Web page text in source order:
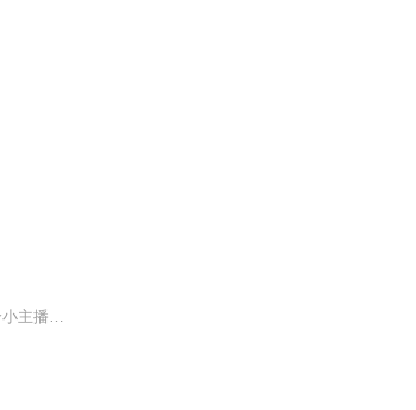
在喜马拉雅攀登计划学习的第83天，从一个对有声行业一无所知的小白，到中了人生第一本有声书后成为一个小主播，心中充满着感激与喜悦，这是毕业前给老师、也给自己的一个礼物，希望与您分享这份喜悦。2023年5月25开日始进入喜马拉雅攀登计划精英班学习；7...